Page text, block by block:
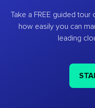
Take a FREE guided
how easily you can
leading